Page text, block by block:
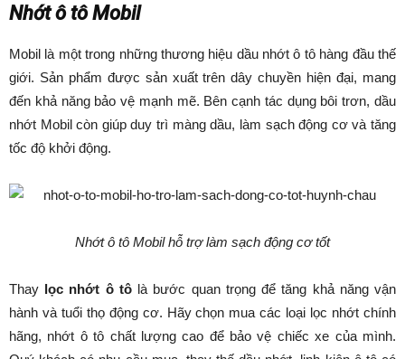
Nhớt ô tô Mobil
Mobil là một trong những thương hiệu dầu nhớt ô tô hàng đầu thế
giới. Sản phẩm được sản xuất trên dây chuyền hiện đại, mang
đến khả năng bảo vệ mạnh mẽ. Bên cạnh tác dụng bôi trơn, dầu
nhớt Mobil còn giúp duy trì màng dầu, làm sạch động cơ và tăng
tốc độ khởi động.
Nhớt ô tô Mobil hỗ trợ làm sạch động cơ tốt
Thay lọc nhớt ô tôlà bước quan trọng để tăng khả năng vận
hành và tuổi thọ động cơ. Hãy chọn mua các loại lọc nhớt chính
hãng, nhớt ô tô chất lượng cao để bảo vệ chiếc xe của mình.